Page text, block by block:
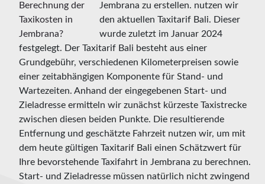
Jembrana zu erstellen. nutzen wir
den aktuellen Taxitarif Bali. Dieser
wurde zuletzt im Januar 2024
festgelegt. Der Taxitarif Bali besteht aus einer
Grundgebühr, verschiedenen Kilometerpreisen sowie
einer zeitabhängigen Komponente für Stand- und
Wartezeiten. Anhand der eingegebenen Start- und
Zieladresse ermitteln wir zunächst kürzeste Taxistrecke
zwischen diesen beiden Punkte. Die resultierende
Entfernung und geschätzte Fahrzeit nutzen wir, um mit
dem heute gültigen Taxitarif Bali einen Schätzwert für
Ihre bevorstehende Taxifahrt in Jembrana zu berechnen.
Start- und Zieladresse müssen natürlich nicht zwingend